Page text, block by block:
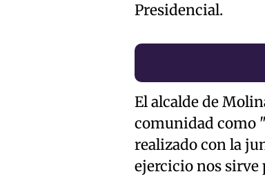
Presidencial.
El alcalde de
comunidad como
realizado con la
ejercicio nos sirve